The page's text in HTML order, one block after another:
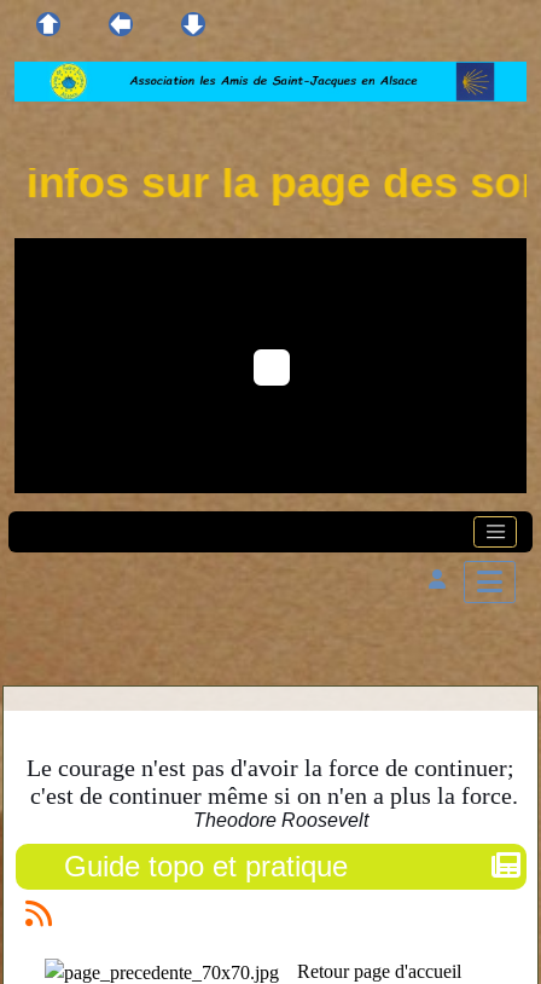
sur la page des
Le courage n'est pas d'avoir la force de continuer;
c'est de continuer même si on n'en a plus la force.
Theodore Roosevelt
Guide topo et pratique
Retour page d'accueil